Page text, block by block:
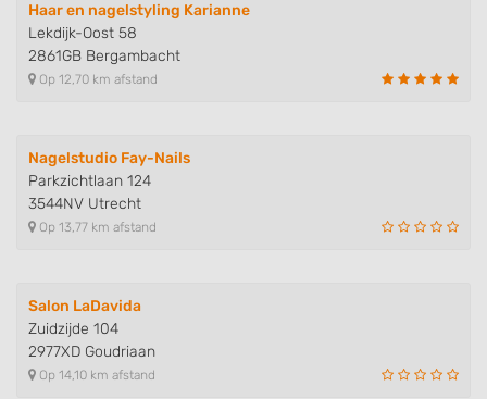
Haar en nagelstyling Karianne
Lekdijk-Oost 58
2861GB Bergambacht
Op 12,70 km afstand
Nagelstudio Fay-Nails
Parkzichtlaan 124
3544NV Utrecht
Op 13,77 km afstand
Salon LaDavida
Zuidzijde 104
2977XD Goudriaan
Op 14,10 km afstand
Use limited data to select content
IAB Special Features:
Use precise geolocation data
actively requested
Non-IAB processing purposes:
Necessary
Functional
Advertising